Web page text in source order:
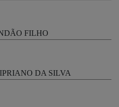
FILHO
DA SILVA